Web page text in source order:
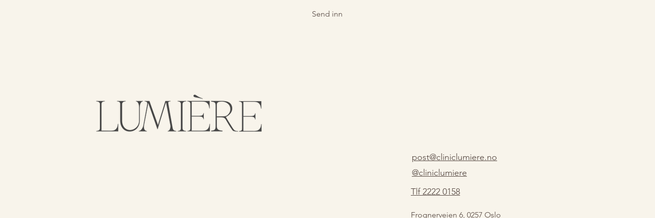
Send inn
post@cliniclumiere.no
@cliniclumiere
Tlf 2222 0158
Frognerveien 6, 0257 Oslo